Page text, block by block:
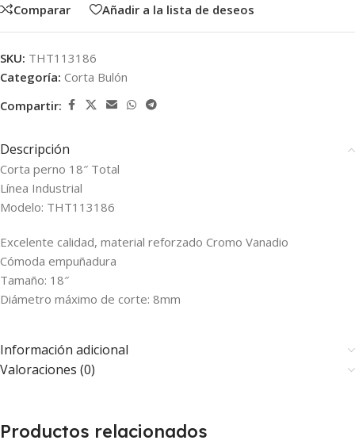
Comparar
Añadir a la lista de deseos
SKU: THT113186
Categoría: Corta Bulón
Compartir:
Descripción
Corta perno 18″ Total
Línea Industrial
Modelo: THT113186
Excelente calidad, material reforzado Cromo Vanadio
Cómoda empuñadura
Tamaño: 18″
Diámetro máximo de corte: 8mm
Información adicional
Valoraciones (0)
Productos relacionados